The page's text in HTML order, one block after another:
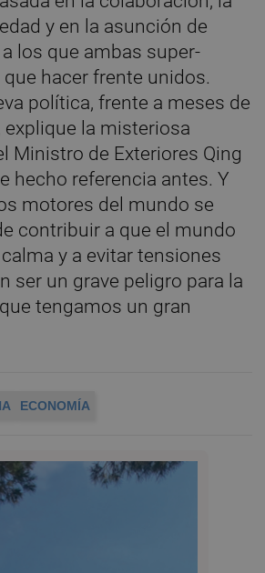
y en la asunción de
los que ambas super-
hacer frente unidos.
política, frente a meses de
la misteriosa
Ministro de Exteriores Qing
hecho referencia antes. Y
motores del mundo se
contribuir a que el mundo
y a evitar tensiones
ser un grave peligro para la
tengamos un gran
ECONOMÍA